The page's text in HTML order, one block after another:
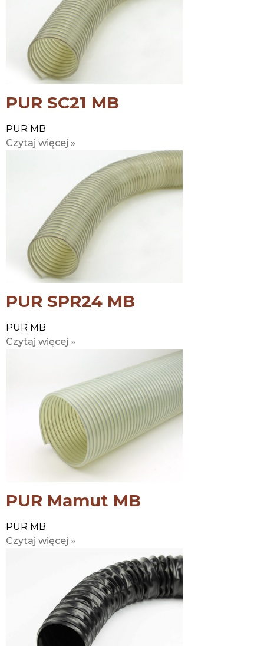
PUR SC21 MB
PUR MB
Czytaj więcej »
PUR SPR24 MB
PUR MB
Czytaj więcej »
PUR Mamut MB
PUR MB
Czytaj więcej »